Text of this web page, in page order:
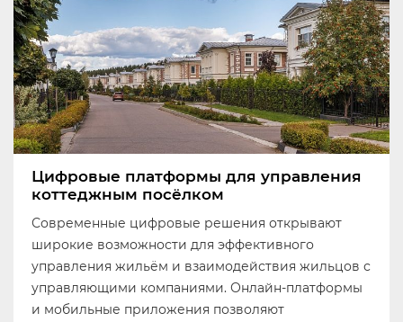
Цифровые платформы для управления
коттеджным посёлком
Современные цифровые решения открывают
широкие возможности для эффективного
управления жильём и взаимодействия жильцов с
управляющими компаниями. Онлайн-платформы
и мобильные приложения позволяют